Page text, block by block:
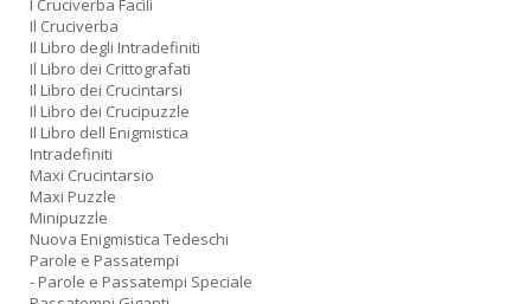
I Cruciverba Facili
Il Cruciverba
Il Libro degli Intradefiniti
Il Libro dei Crittografati
Il Libro dei Crucintarsi
Il Libro dei Crucipuzzle
Il Libro dell Enigmistica
Intradefiniti
Maxi Crucintarsio
Maxi Puzzle
Minipuzzle
Nuova Enigmistica Tedeschi
Parole e Passatempi
- Parole e Passatempi Speciale